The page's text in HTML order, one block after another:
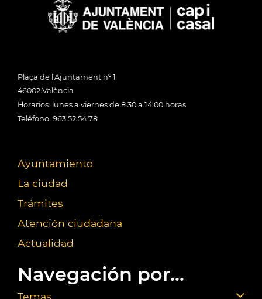
Plaça de l'Ajuntament nº 1
46002 València
Horarios: lunes a viernes de 8:30 a 14:00 horas
Teléfono: 963 52 54 78
Ayuntamiento
La ciudad
Trámites
Atención ciudadana
Actualidad
Navegación por...
Temas